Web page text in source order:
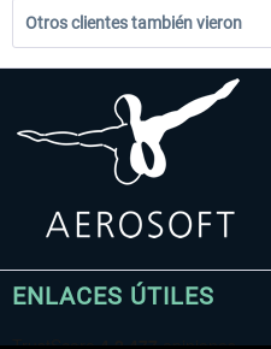
Otros clientes también vieron
ENLACES ÚTILES